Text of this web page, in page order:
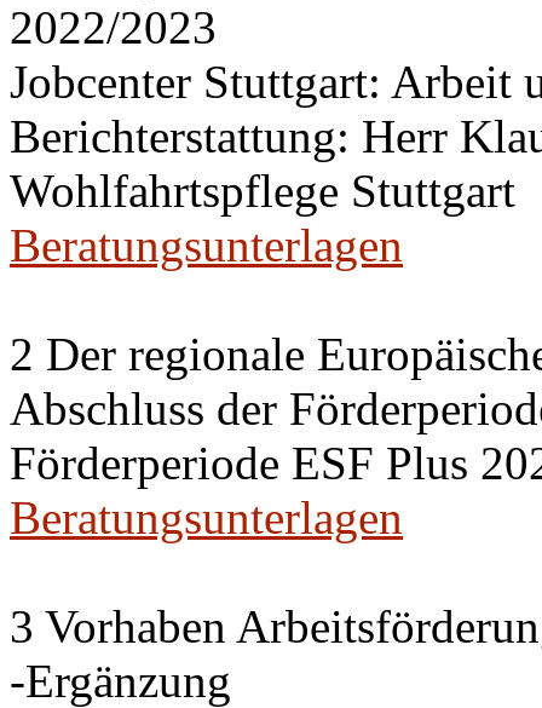
2022/2023
Jobcenter Stuttgart: Arbeit
Berichterstattung: Herr
Wohlfahrtspflege Stuttgart
Beratungsunterlagen
2 Der regionale
Abschluss der
Förderperiode ESF Plus
Beratungsunterlagen
3 Vorhaben
-Ergänzung